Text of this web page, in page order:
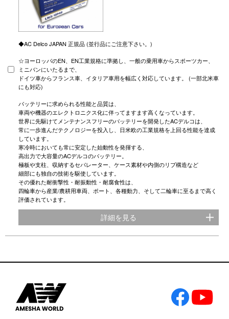
◆AC Delco JAPAN 正規品 (並行品にご注意下さい。)
☆ヨーロッパのEN、EN工業規格に準拠し、一般の乗用車からスポーツカー、
ミニバンにいたるまで、
ドイツ車からフランス車、イタリア車用を幅広く対応しています。 (一部北米車
にも対応)
バッテリーに求められる性能と品質は、
車両や機器のエレクトロニクス化に伴ってますます高くなっています。
世界に先駆けてメンテナンスフリーのバッテリーを開発したACデルコは、
常に一歩進んだテクノロジーを投入し、日米欧の工業規格を上回る性能を達成
しています。
寒冷時においても常に安定した始動性を発揮する、
高出力で大容量のACデルコのバッテリー。
極板や支柱、収納するセパレーター、ケース素材や内側のリブ構造など
細部にも独自の技術を駆使しています。
その優れた耐衝撃性・耐振動性・耐腐食性は、
四輪車から産業/農耕用車両、ポート、各種動力、そして二輪車に至るまで高く
評価されています。
詳細を見る